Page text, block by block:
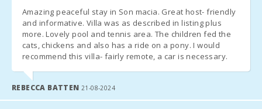
Playa de Muro
(km):
Cala
Llombards
(km):
Playa de
Alcudia (km):
- A solicitud previa: una cuna y una silla alta se proporcionan de
forma gratuita.
- Segunda unidad de cuna - 10 € por día
- En las habitaciones donde se puede añadir una cama extra y
siempre que esté disponible, el precio será de 38 euros por día.
(sólo si así se acordó en el momento del alquiler).
Amazing peaceful stay in Son macia. Great host- friendly
and informative. Villa was as described in listing plus
more. Lovely pool and tennis area. The children fed the
cats, chickens and also has a ride on a pony. I would
recommend this villa- fairly remote, a car is necessary.
REBECCA BATTEN 21-08-2024